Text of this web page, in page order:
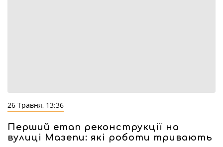
26 Травня, 13:36
Перший етап реконструкції на
вулиці Мазепи: які роботи тривають